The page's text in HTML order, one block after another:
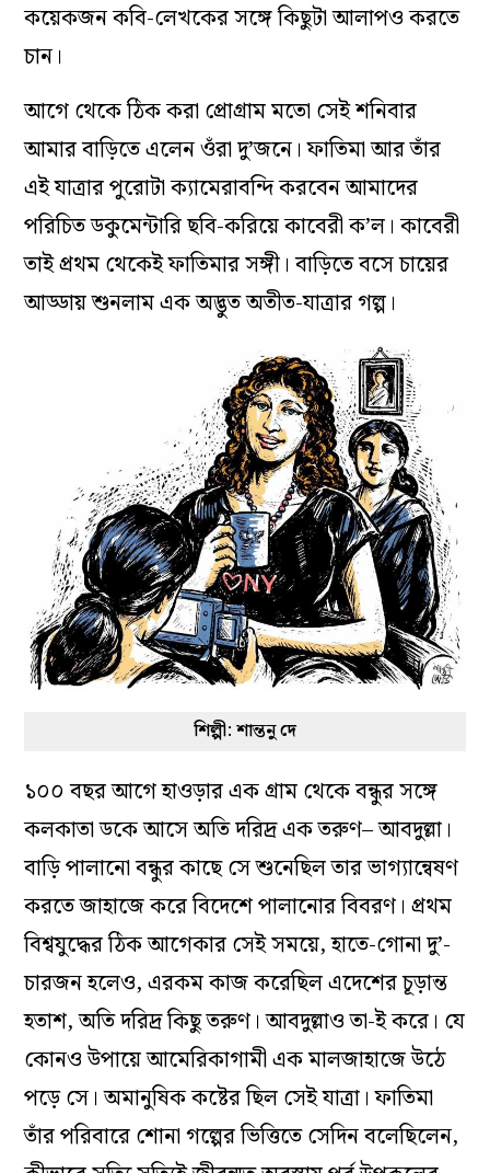
কয়েকজন কবি-লেখকের সঙ্গে কিছুটা আলাপও করতে
চান।
আগে থেকে ঠিককরা প্রোগ্রাম মতো সেই শনিবার
আমার বাড়িতে এলেন ওঁরা দু’জনে। ফাতিমা আর তাঁর
এই যাত্রার পুরোটা ক্যামেরাবন্দি করবেন আমাদের
পরিচিত ডকুমেন্টারি ছবি-করিয়ে কাবেরী ক’ল। কাবেরী
তাই প্রথম থেকেই ফাতিমার সঙ্গী। বাড়িতে বসে চায়ের
আড্ডায় শুনলাম এক অদ্ভুত অতীত-যাত্রার গল্প।
শিল্পী: শান্তনু দে
১০০ বছর আগে হাওড়ার এক গ্রাম থেকে বন্ধুর সঙ্গে
কলকাতা ডকে আসে অতি দরিদ্র এক তরুণ– আবদুল্লা।
বাড়ি পালানো বন্ধুর কাছে সে শুনেছিল তার ভাগ্যান্বেষণ
করতে জাহাজে করে বিদেশে পালানোর বিবরণ। প্রথম
বিশ্বযুদ্ধের ঠিক আগেকার সেই সময়ে, হাতে-গোনা দু’-
চারজন হলেও, এরকম কাজ করেছিল এদেশের চূড়ান্ত
হতাশ, অতি দরিদ্র কিছু তরুণ। আবদুল্লাও তা-ই করে। যে
কোনও উপায়ে আমেরিকাগামী এক মালজাহাজে উঠে
পড়ে সে। অমানুষিক কষ্টের ছিল সেই যাত্রা। ফাতিমা
তাঁর পরিবারে শোনা গল্পের ভিত্তিতে সেদিন বলেছিলেন,